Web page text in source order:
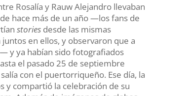
Rosalía y Rauw Alejandro llevaban
hace más de un año —los fans de
stories desde las mismas
en ellos, y observaron que a
y ya habían sido fotografiados
el pasado 25 de septiembre
con el puertorriqueño. Ese día, la
y compartió la celebración de su